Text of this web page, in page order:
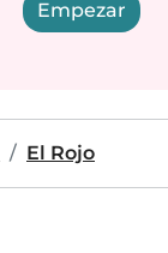
Empezar
El Rojo